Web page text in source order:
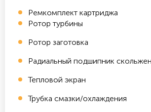
Ремкомплект картриджа
Ротор турбины
Ротор заготовка
Радиальный подшипник
Тепловой экран
Трубка смазки/охлаждения